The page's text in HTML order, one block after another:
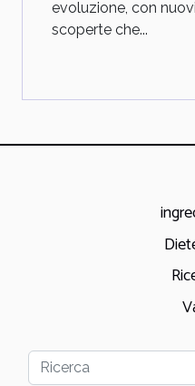
evoluzione, con
scoperte che...